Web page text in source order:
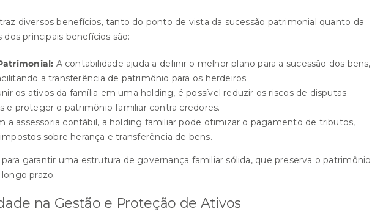
diversos benefícios, tanto do ponto de vista da sucessão patrimonial quanto da
principais benefícios são:
A contabilidade ajuda a definir o melhor plano para a sucessão dos bens,
a transferência de patrimônio para os herdeiros.
os ativos da família em uma holding, é possível reduzir os riscos de disputas
e proteger o patrimônio familiar contra credores.
a assessoria contábil, a holding familiar pode otimizar o pagamento de tributos,
sobre herança e transferência de bens.
para garantir uma estrutura de governança familiar sólida, que preserva o patrimônio
prazo.
na Gestão e Proteção de Ativos